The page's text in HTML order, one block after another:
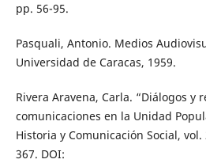
pp. 56-95.
Pasquali, Antonio. Medios
Universidad de Caracas, 1959.
Rivera Aravena, Carla. “Diálogos y
comunicaciones en la Unidad
Historia y Comunicación Social,
367. DOI: